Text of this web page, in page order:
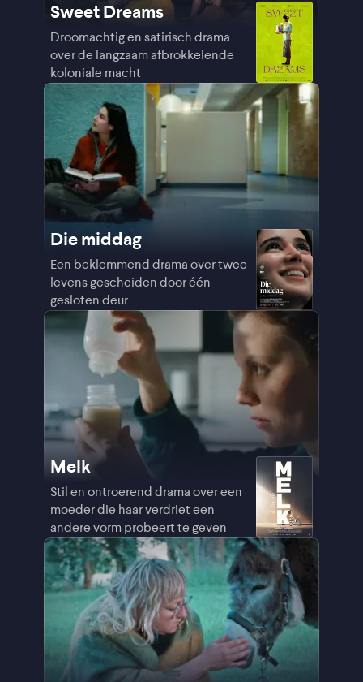
Sweet Dreams
Droomachtig en satirisch drama
over de langzaam afbrokkelende
koloniale macht
Die middag
Een beklemmend drama over twee
levens gescheiden door één
gesloten deur
Melk
Stil en ontroerend drama over een
moeder die haar verdriet een
andere vorm probeert te geven